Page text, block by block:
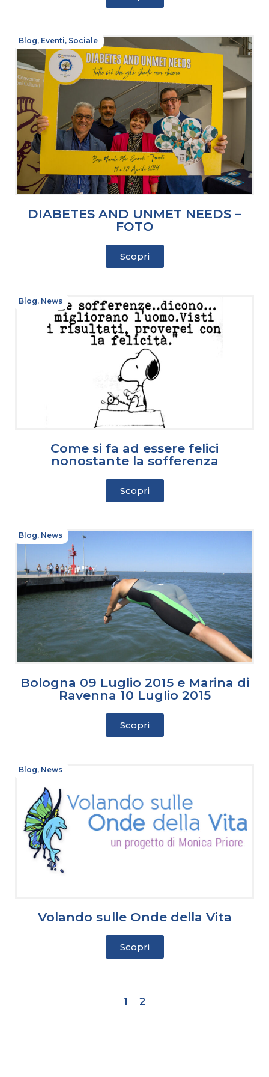
Blog, Eventi, Sociale
DIABETES AND UNMET NEEDS –
FOTO
Scopri
Blog, News
Come si fa ad essere felici
nonostante la sofferenza
Scopri
Blog, News
Bologna 09 Luglio 2015 e Marina di
Ravenna 10 Luglio 2015
Scopri
Blog, News
Volando sulle Onde della Vita
Scopri
1 2